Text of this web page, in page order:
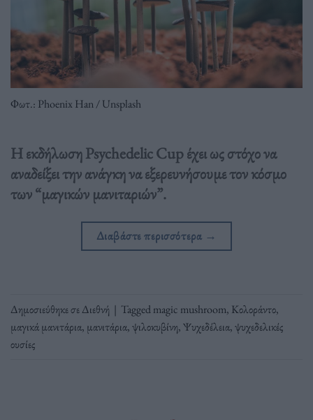
Φωτ.: Phoenix Han / Unsplash
Η εκδήλωση Psychedelic Cup έχει ως στόχο να
αναδείξει την ανάγκη να εξερευνήσουμε τον κόσμο
των “μαγικών μανιταριών”.
Διαβάστε περισσότερα →
Δημοσιεύθηκε σεΔιεθνή | Taggedmagic mushroom, Κολοράντο,
μαγικά μανιτάρια, μανιτάρια,ψιλοκυβίνη,Ψυχεδέλεια,ψυχεδελικές
ουσίες